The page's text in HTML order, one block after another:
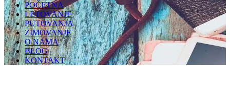
POČETNA
LETOVANJE
PUTOVANJA
ZIMOVANJE
O NAMA
BLOG
KONTAKT